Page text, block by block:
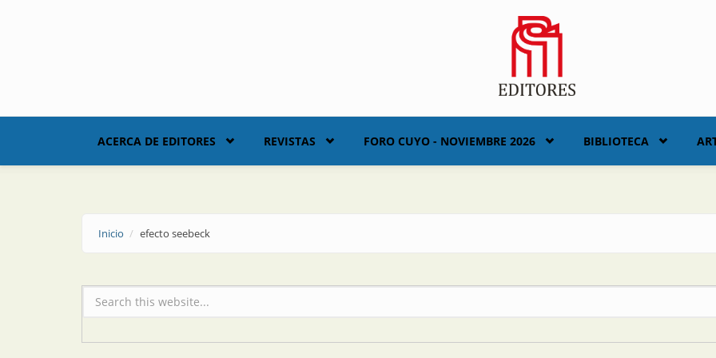
ACERCA DE EDITORES REVISTAS FORO CUYO - NOVIEMBRE 2026 BIBLIOTECA
Inicio efecto seebeck
Formulario de búsqueda